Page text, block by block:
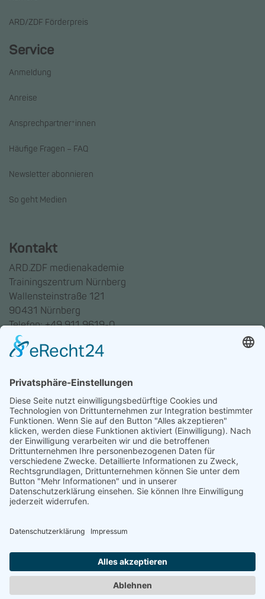
ARD/ZDF Förderpreis
Service
Anmeldung
Anreise
Ansprechpartner*innen
Häufige Fragen – FAQ
Newsletter abonnieren
So geht Medien
Kontakt
ARD.ZDF medienakademie
Trainingszentrum Nürnberg
Wallensteinstraße 121
90431 Nürnberg
Telefon: +49 911 9619-0
Trainingszentrum Hannover
30169 Hannover
Telefon: +49 511 123598-531
AGB
Datenschutz